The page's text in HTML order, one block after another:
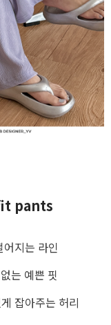
pants
지는 라인
는 예쁜 핏
잡아주는 허리